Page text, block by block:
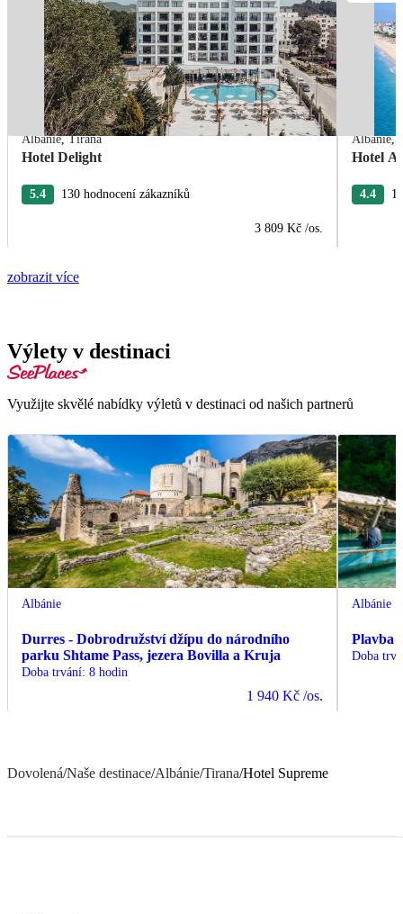
Albánie,Tirana
Hotel Delight
5.4 130 hodnocení zákazníků
3 809 Kč /os.
Albánie,
Hotel
4.4
zobrazit více
Výlety v destinaci
Využijte skvělé nabídky výletů v destinaci od našich partnerů
Albánie
Durres - Dobrodružství džípu do národního
parku Shtame Pass, jezera Bovilla a Kruja
Doba trvání: 8 hodin
1 940 Kč /os.
Albánie
Plavba
Doba
Dovolená/Naše destinace/Albánie/Tirana/Hotel Supreme